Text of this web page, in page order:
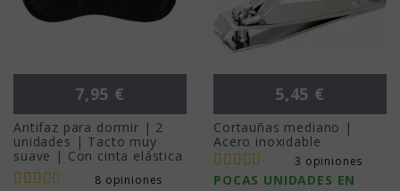
Precio
7,95 €
Antifaz para dormir | 2
unidades | Tacto muy
suave | Con cinta elástica
8 opiniones
Precio
5,45 €
Cortauñas mediano |
Acero inoxidable
3 opiniones
POCAS UNIDADES EN